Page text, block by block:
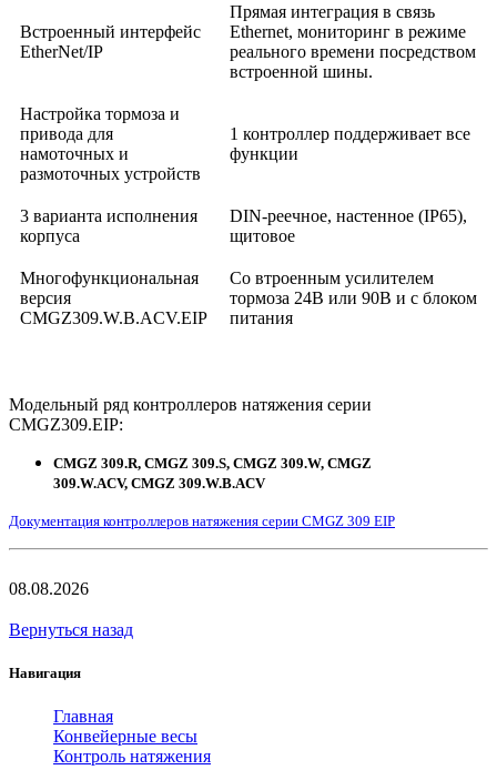
Встроенный интерфейс
EtherNet/IP
Прямая интеграция в связь
Ethernet, мониторинг в режиме
реального времени посредством
встроенной шины.
Настройка тормоза и
привода для
намоточных и
размоточных устройств
1 контроллер поддерживает все
функции
3 варианта исполнения
корпуса
DIN-реечное, настенное (IP65),
щитовое
Многофункциональная
версия
CMGZ309.W.B.ACV.EIP
Со втроенным усилителем
тормоза 24В или 90В и с блоком
питания
Модельный ряд контроллеров натяжения серии
CMGZ309.EIP:
CMGZ 309.R, CMGZ 309.S, CMGZ 309.W, CMGZ
309.W.ACV, CMGZ 309.W.B.ACV
Документация контроллеров натяжения серии CMGZ 309 EIP
08.08.2026
Вернуться назад
Навигация
Главная
Конвейерные весы
Контроль натяжения